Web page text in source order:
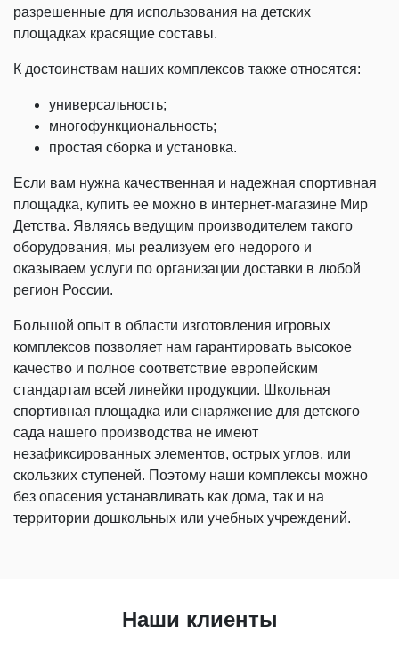
разрешенные для использования на детских
площадках красящие составы.
К достоинствам наших комплексов также относятся:
универсальность;
многофункциональность;
простая сборка и установка.
Если вам нужна качественная и надежная спортивная
площадка, купить ее можно в интернет-магазине Мир
Детства. Являясь ведущим производителем такого
оборудования, мы реализуем его недорого и
оказываем услуги по организации доставки в любой
регион России.
Большой опыт в области изготовления игровых
комплексов позволяет нам гарантировать высокое
качество и полное соответствие европейским
стандартам всей линейки продукции. Школьная
спортивная площадка или снаряжение для детского
сада нашего производства не имеют
незафиксированных элементов, острых углов, или
скользких ступеней. Поэтому наши комплексы можно
без опасения устанавливать как дома, так и на
территории дошкольных или учебных учреждений.
Наши клиенты